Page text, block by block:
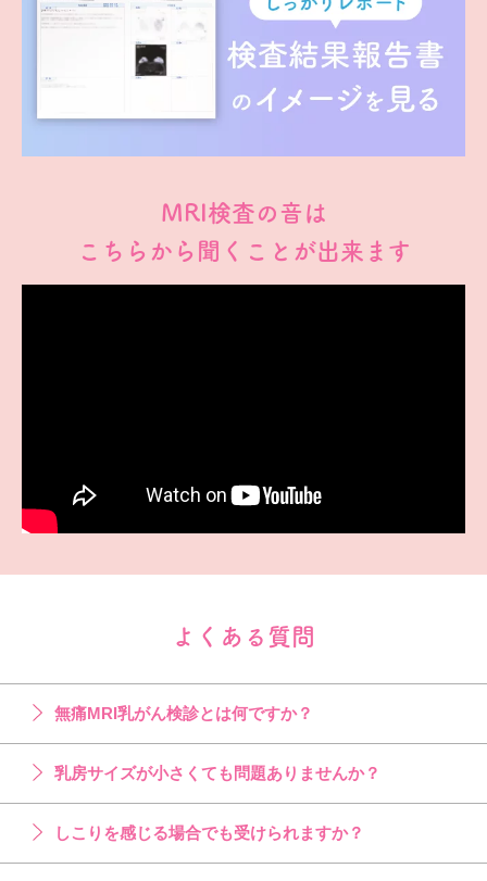
MRI検査の音は
こちらから聞くことが出来ます
よくある質問
無痛MRI乳がん検診とは何ですか？
乳房サイズが小さくても問題ありませんか？
しこりを感じる場合でも受けられますか？